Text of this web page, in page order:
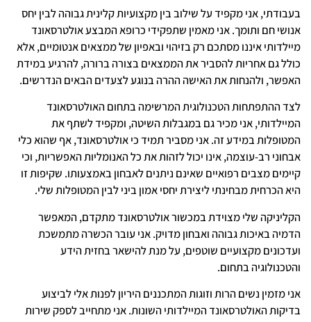
בעבודתי, אני מקפיד על שילוב בין מקצועיות קלינית גבוהה לבין יחס
אנושי חם ותומך. אני מאמין שתפקידי כרופא המבצע אולטרסאונד
מיילדותי איננו מסתכם רק בזיהוי ובאפיון של ממצאים אנטומיים, אלא
כולל גם אחריות להסביר את הממצאים בצורה ברורה, להרגיע במידת
האפשר, ולהנחות את האישה ההרה בנוגע לצעדים הבאים הנדרשים.
לצד ההתפתחות הטכנולוגית המרשימה בתחום האולטרסאונד
המיילדותי, אני מכיר גם במגבלות השיטה, ומקפיד לשתף את
המטופלות במידע זה. אני מסביר תמיד כי אולטרסאונד, אף שהוא כלי
אבחוני רב-עוצמה, אינו יכול לזהות את כל האנומליות האפשריות, וכי
קיימים מצבים רפואיים שאינם ניתנים לאבחון באמצעותו. שקיפות זו
היא הכרחית מבחינתי ליצירת יחסי אמון ביני לבין המטופלות שלי.
הקליניקה שלי מצוידת במכשור אולטרסאונד מתקדם, המאפשר
הדמיה באיכות גבוהה ואבחון מדויק. אני עובר הכשרה מתמשכת
ועדכונים מקצועיים שוטפים, על מנת להישאר בחזית הידע
והטכנולוגיה בתחום.
אני מזמין נשים הרות וזוגות המתכננים היריון לפנות אלי לביצוע
בדיקות האולטרסאונד המיילדותי השונות. אני מתחייב לספק שירות